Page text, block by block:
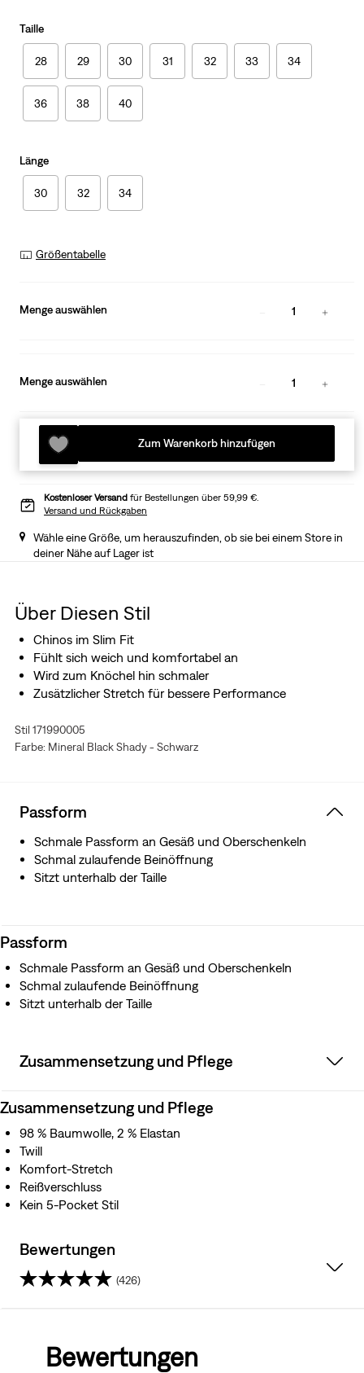
Taille
28 29 30 31 32 33 34
36 38 40
Länge
30 32 34
Größentabelle
Menge auswählen 1
Menge auswählen 1
Zum Warenkorb hinzufügen
Kostenloser Versand für Bestellungen über 59,99 €.
Versand und Rückgaben
Wähle eine Größe, um herauszufinden, ob sie bei einem Store in
deiner Nähe auf Lager ist
Über Diesen Stil
Chinos im Slim Fit
Fühlt sich weich und komfortabel an
Wird zum Knöchel hin schmaler
Zusätzlicher Stretch für bessere Performance
Stil 171990005
Farbe: Mineral Black Shady - Schwarz
Passform
Schmale Passform an Gesäß und Oberschenkeln
Schmal zulaufende Beinöffnung
Sitzt unterhalb der Taille
Passform
Schmale Passform an Gesäß und Oberschenkeln
Schmal zulaufende Beinöffnung
Sitzt unterhalb der Taille
Zusammensetzung und Pflege
Zusammensetzung und Pflege
98 % Baumwolle, 2 % Elastan
Twill
Komfort-Stretch
Reißverschluss
Kein 5-Pocket Stil
Bewertungen
(426)
Bewertungen